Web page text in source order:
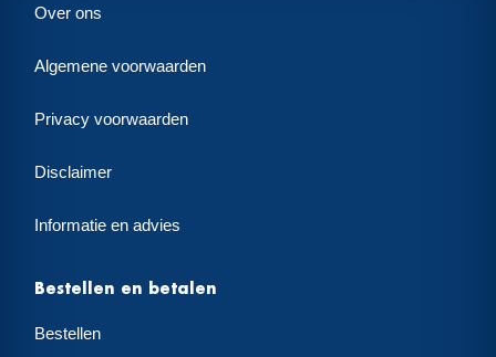
Over ons
Algemene voorwaarden
Privacy voorwaarden
Disclaimer
Informatie en advies
Bestellen en betalen
Bestellen